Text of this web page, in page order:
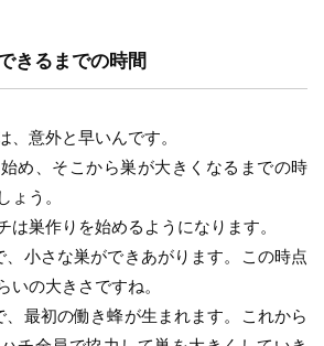
きるまでの時間
意外と早いんです。
め、そこから巣が大きくなるまでの時
う。
は巣作りを始めるようになります。
小さな巣ができあがります。この時点
の大きさですね。
最初の働き蜂が生まれます。これから